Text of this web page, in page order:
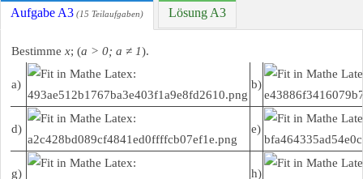
Aufgabe A3 (15 Teilaufgaben) Lösung A3
Bestimme x; (a > 0; a ≠ 1).
a) b)
d) e)
g) h)